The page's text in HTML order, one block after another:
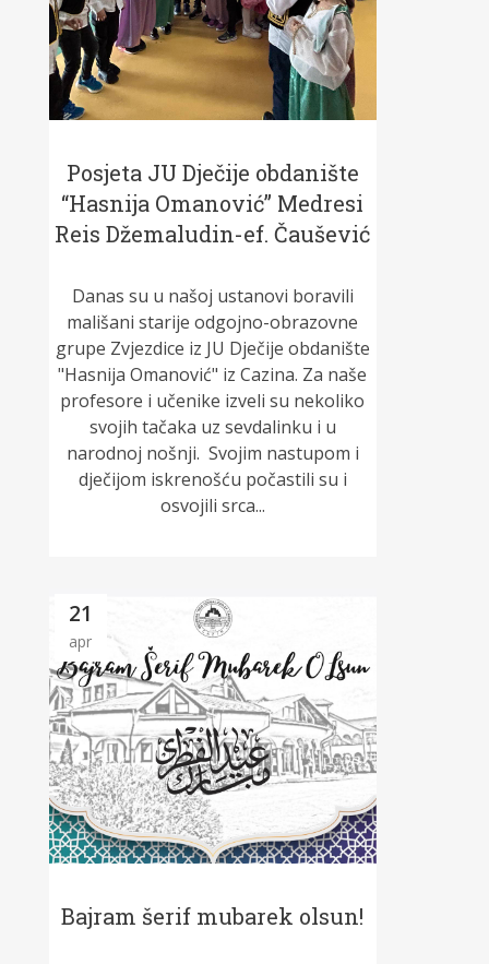
Posjeta JU Dječije obdanište
“Hasnija Omanović” Medresi
Reis Džemaludin-ef. Čaušević
Danas su u našoj ustanovi boravili
mališani starije odgojno-obrazovne
grupe Zvjezdice iz JU Dječije obdanište
"Hasnija Omanović" iz Cazina. Za naše
profesore i učenike izveli su nekoliko
svojih tačaka uz sevdalinku i u
narodnoj nošnji. Svojim nastupom i
dječijom iskrenošću počastili su i
osvojili srca...
21
apr
Bajram šerif mubarek olsun!